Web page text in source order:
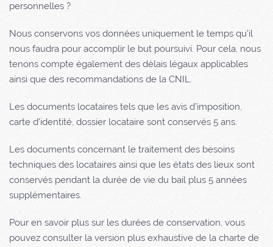
personnelles ?
Nous conservons vos données uniquement le temps qu’il
nous faudra pour accomplir le but poursuivi. Pour cela, nous
tenons compte également des délais légaux applicables
ainsi que des recommandations de la CNIL.
Les documents locataires tels que les avis d’imposition,
carte d’identité, dossier locataire sont conservés 5 ans.
Les documents concernant le traitement des besoins
techniques des locataires ainsi que les états des lieux sont
conservés pendant la durée de vie du bail plus 5 années
supplémentaires.
Pour en savoir plus sur les durées de conservation, vous
pouvez consulter la version plus exhaustive de la charte de